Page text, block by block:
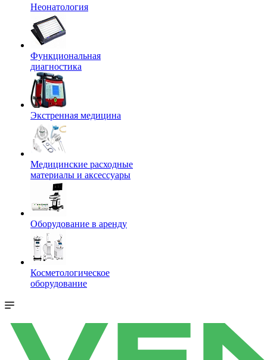
Неонатология
Функциональная
диагностика
Экстренная медицина
Медицинские расходные
материалы и аксессуары
Оборудование в аренду
Косметологическое
оборудование